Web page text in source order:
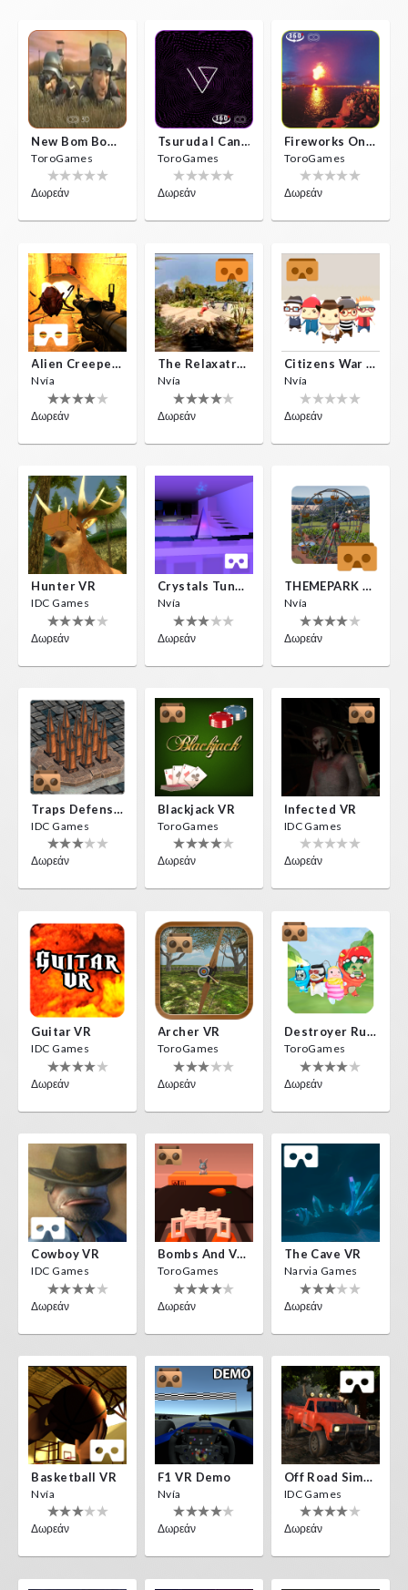
New Bom Bom Vr SBS 2020
ToroGames
Δωρεάν
Tsuruda I Can Get Really Crazy
ToroGames
Δωρεάν
Fireworks On Victory Day
ToroGames
Δωρεάν
Alien Creepers VR
Nvía
Δωρεάν
The Relaxatron
Nvía
Δωρεάν
Citizens War VR
Nvía
Δωρεάν
Hunter VR
IDC Games
Δωρεάν
Crystals Tunnel VR
Nvía
Δωρεάν
THEMEPARK VR
Nvía
Δωρεάν
Traps Defense VR
IDC Games
Δωρεάν
Blackjack VR
ToroGames
Δωρεάν
Infected VR
IDC Games
Δωρεάν
Guitar VR
IDC Games
Δωρεάν
Archer VR
ToroGames
Δωρεάν
Destroyer Run VR
ToroGames
Δωρεάν
Cowboy VR
IDC Games
Δωρεάν
Bombs And Veggies
ToroGames
Δωρεάν
The Cave VR
Narvia Games
Δωρεάν
Basketball VR
Nvía
Δωρεάν
F1 VR Demo
Nvía
Δωρεάν
Off Road Simulator VR
IDC Games
Δωρεάν